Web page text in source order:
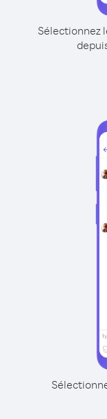
Sélectionnez